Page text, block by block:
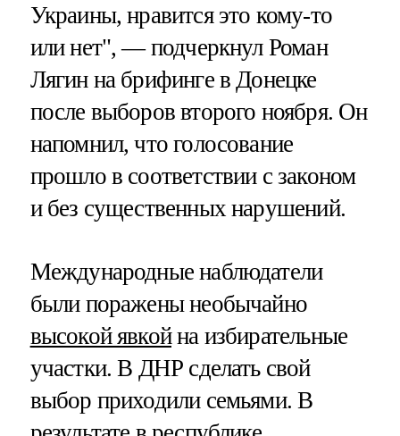
Украины, нравится это кому-то
или нет", — подчеркнул Роман
Лягин на брифинге в Донецке
после выборов второго ноября. Он
напомнил, что голосование
прошло в соответствии с законом
и без существенных нарушений.
Международные наблюдатели
были поражены необычайно
высокой явкойна избирательные
участки. В ДНР сделать свой
выбор приходили семьями. В